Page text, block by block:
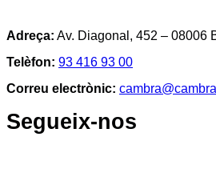
Adreça: Av. Diagonal, 452 – 08006
Telèfon: 93 416 93 00
Correu electrònic:
Segueix-nos